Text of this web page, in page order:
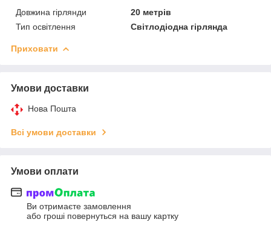
Довжина гірлянди
20 метрів
Тип освітлення
Світлодіодна гірлянда
Приховати
Умови доставки
Нова Пошта
Всі умови доставки
Умови оплати
Ви отримаєте замовлення
або гроші повернуться на вашу картку